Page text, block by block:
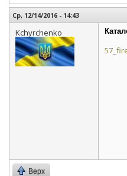
Ср, 12/14/2016 - 14:43
Kchyrchenko
Верх